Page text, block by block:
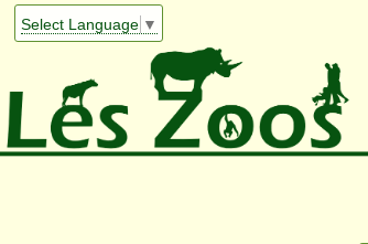
Select Language ▼